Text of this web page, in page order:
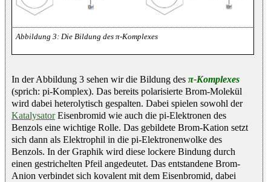
Die Bildung des π-Komplexes
In der Abbildung 3 sehen wir die Bildung des π-Komplexes
(sprich: pi-Komplex). Das bereits polarisierte Brom-Molekül
wird dabei heterolytisch gespalten. Dabei spielen sowohl der
KatalysatorEisenbromid wie auch die pi-Elektronen des
Benzols eine wichtige Rolle. Das gebildete Brom-Kation setzt
sich dann als Elektrophil in die pi-Elektronenwolke des
Benzols. In der Graphik wird diese lockere Bindung durch
einen gestrichelten Pfeil angedeutet. Das entstandene Brom-
Anion verbindet sich kovalent mit dem Eisenbromid, dabei